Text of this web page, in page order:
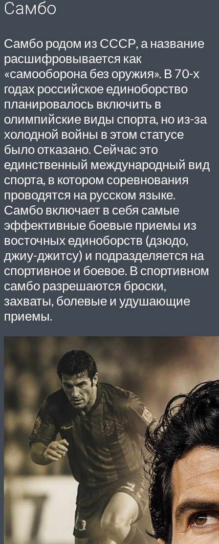
Самбо
Самбо родом из СССР, а название
расшифровывается как
«самооборона без оружия». В 70-х
годах российское единоборство
планировалось включить в
олимпийские виды спорта, но из-за
холодной войны в этом статусе
было отказано. Сейчас это
единственный международный вид
спорта, в котором соревнования
проводятся на русском языке.
Самбо включает в себя самые
эффективные боевые приемы из
восточных единоборств (дзюдо,
джиу-джитсу) и подразделяется на
спортивное и боевое. В спортивном
самбо разрешаются броски,
захваты, болевые и удушающие
приемы.